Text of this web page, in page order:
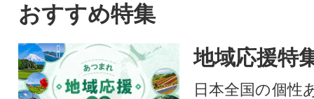
おすすめ特集
地域応援特
日本全国の個性